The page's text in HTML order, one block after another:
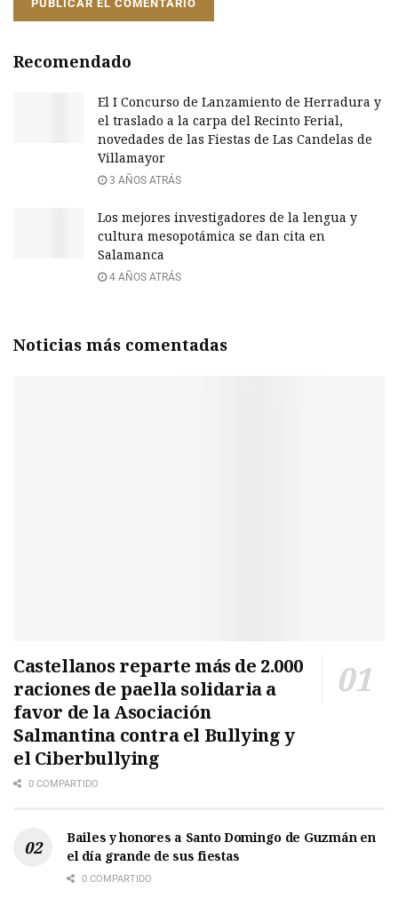
Recomendado
El I Concurso de Lanzamiento de Herradura y
el traslado a la carpa del Recinto Ferial,
novedades de las Fiestas de Las Candelas de
Villamayor
3 AÑOS ATRÁS
Los mejores investigadores de la lengua y
cultura mesopotámica se dan cita en
Salamanca
4 AÑOS ATRÁS
Noticias más comentadas
Castellanos reparte más de 2.000
raciones de paella solidaria a
favor de la Asociación
Salmantina contra el Bullying y
el Ciberbullying
0 COMPARTIDO
Bailes y honores a Santo Domingo de Guzmán en
el día grande de sus fiestas
0 COMPARTIDO